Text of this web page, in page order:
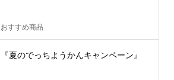
おすすめ商品
『夏のでっちようかんキャンペーン』